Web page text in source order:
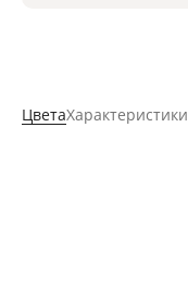
ЦветаХарактеристики